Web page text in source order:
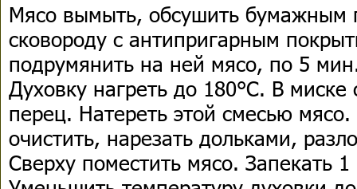
Мясо вымыть, обсушить бумажным
сковороду с антипригарным
подрумянить на ней мясо, по 5
Духовку нагреть до 180°С. В
перец. Натереть этой смесью
очистить, нарезать дольками,
Сверху поместить мясо. Запекать 1